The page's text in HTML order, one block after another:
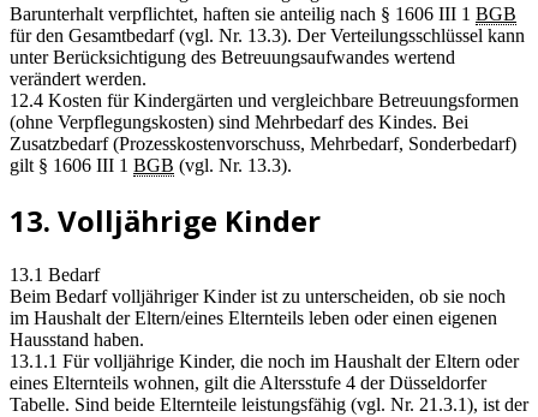
Barunterhalt verpflichtet, haften sie anteilig nach § 1606 III 1 BGB
für den Gesamtbedarf (vgl. Nr. 13.3). Der Verteilungsschlüssel kann
unter Berücksichtigung des Betreuungsaufwandes wertend
verändert werden.
12.4 Kosten für Kindergärten und vergleichbare Betreuungsformen
(ohne Verpflegungskosten) sind Mehrbedarf des Kindes. Bei
Zusatzbedarf (Prozesskostenvorschuss, Mehrbedarf, Sonderbedarf)
gilt § 1606 III 1 BGB (vgl. Nr. 13.3).
13. Volljährige Kinder
13.1 Bedarf
Beim Bedarf volljähriger Kinder ist zu unterscheiden, ob sie noch
im Haushalt der Eltern/eines Elternteils leben oder einen eigenen
Hausstand haben.
13.1.1 Für volljährige Kinder, die noch im Haushalt der Eltern oder
eines Elternteils wohnen, gilt die Altersstufe 4 der Düsseldorfer
Tabelle. Sind beide Elternteile leistungsfähig (vgl. Nr. 21.3.1), ist der